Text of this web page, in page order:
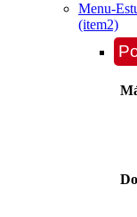
Menu-
(item2)